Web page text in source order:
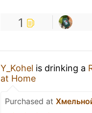
1
Y_Kohel is drinking a
at Home
Purchased at